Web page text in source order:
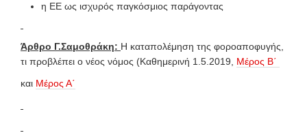
η ΕΕ ως ισχυρός παγκόσμιος παράγοντας
Άρθρο Γ.Σαμοθράκη: H καταπολέμηση της φοροαποφυγής,
τι προβλέπει ο νέος νόμος (Καθημερινή 1.5.2019, Μέρος Β΄
και Μέρος Α΄